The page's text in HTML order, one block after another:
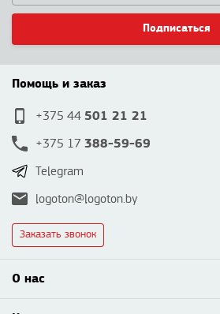
Подписаться
Помощь и заказ
+375 44 501 21 21
+375 17 388-59-69
Telegram
logoton@logoton.by
Заказать звонок
О нас